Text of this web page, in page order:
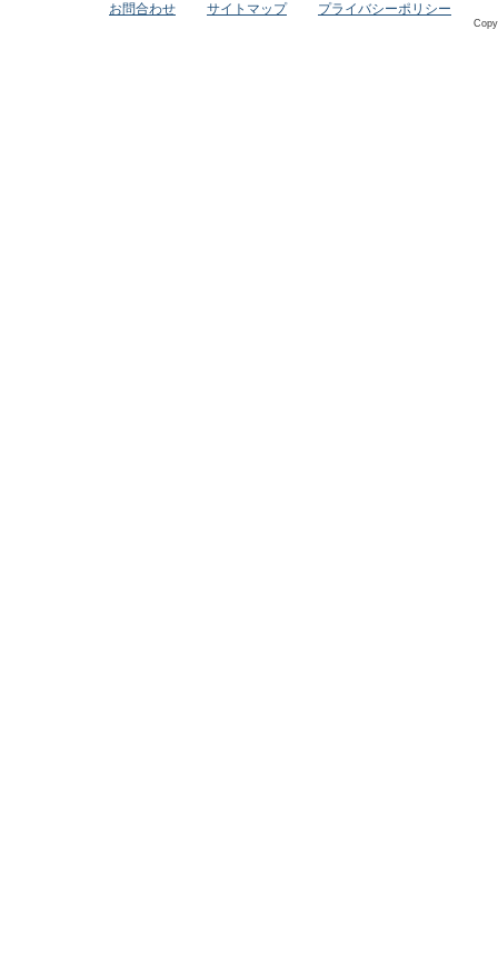
お問合わせ サイトマップ プライバシーポリシー